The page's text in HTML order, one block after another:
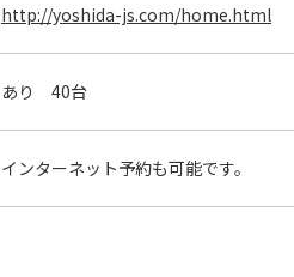
http://yoshida-js.com/home.html
あり 40台
インターネット予約も可能です。